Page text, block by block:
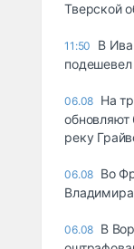
Тверской
11:50
В
подешевел
06.08 На
реку
06.08 Во
06.08 В